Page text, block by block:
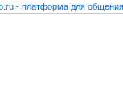
- платформа для